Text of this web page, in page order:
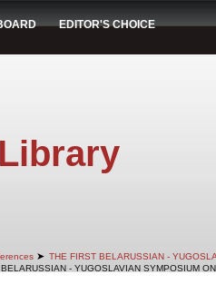
EDITOR'S CHOICE
➤ THE FIRST BELARUSSIAN -
- YUGOSLAVIAN SYMPOSIUM